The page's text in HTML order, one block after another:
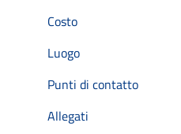
Costo
Luogo
Punti di contatto
Allegati